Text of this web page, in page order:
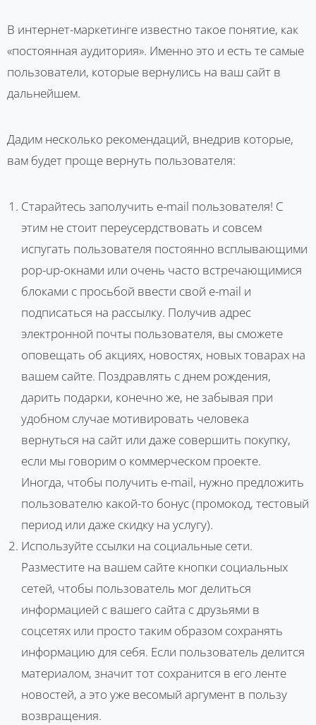
В интернет-маркетинге известно такое понятие, как
«постоянная аудитория». Именно это и есть те самые
пользователи, которые вернулись на ваш сайт в
дальнейшем.
Дадим несколько рекомендаций, внедрив которые,
вам будет проще вернуть пользователя:
Старайтесь заполучить e-mail пользователя! С
этим не стоит переусердствовать и совсем
испугать пользователя постоянно всплывающими
pop-up-окнами или очень часто встречающимися
блоками с просьбой ввести свой e-mail и
подписаться на рассылку. Получив адрес
электронной почты пользователя, вы сможете
оповещать об акциях, новостях, новых товарах на
вашем сайте. Поздравлять с днем рождения,
дарить подарки, конечно же, не забывая при
удобном случае мотивировать человека
вернуться на сайт или даже совершить покупку,
если мы говорим о коммерческом проекте.
Иногда, чтобы получить е-mail, нужно предложить
пользователю какой-то бонус (промокод, тестовый
период или даже скидку на услугу).
Используйте ссылки на социальные сети.
Разместите на вашем сайте кнопки социальных
сетей, чтобы пользователь мог делиться
информацией с вашего сайта с друзьями в
соцсетях или просто таким образом сохранять
информацию для себя. Если пользователь делится
материалом, значит тот сохранится в его ленте
новостей, а это уже весомый аргумент в пользу
возвращения.